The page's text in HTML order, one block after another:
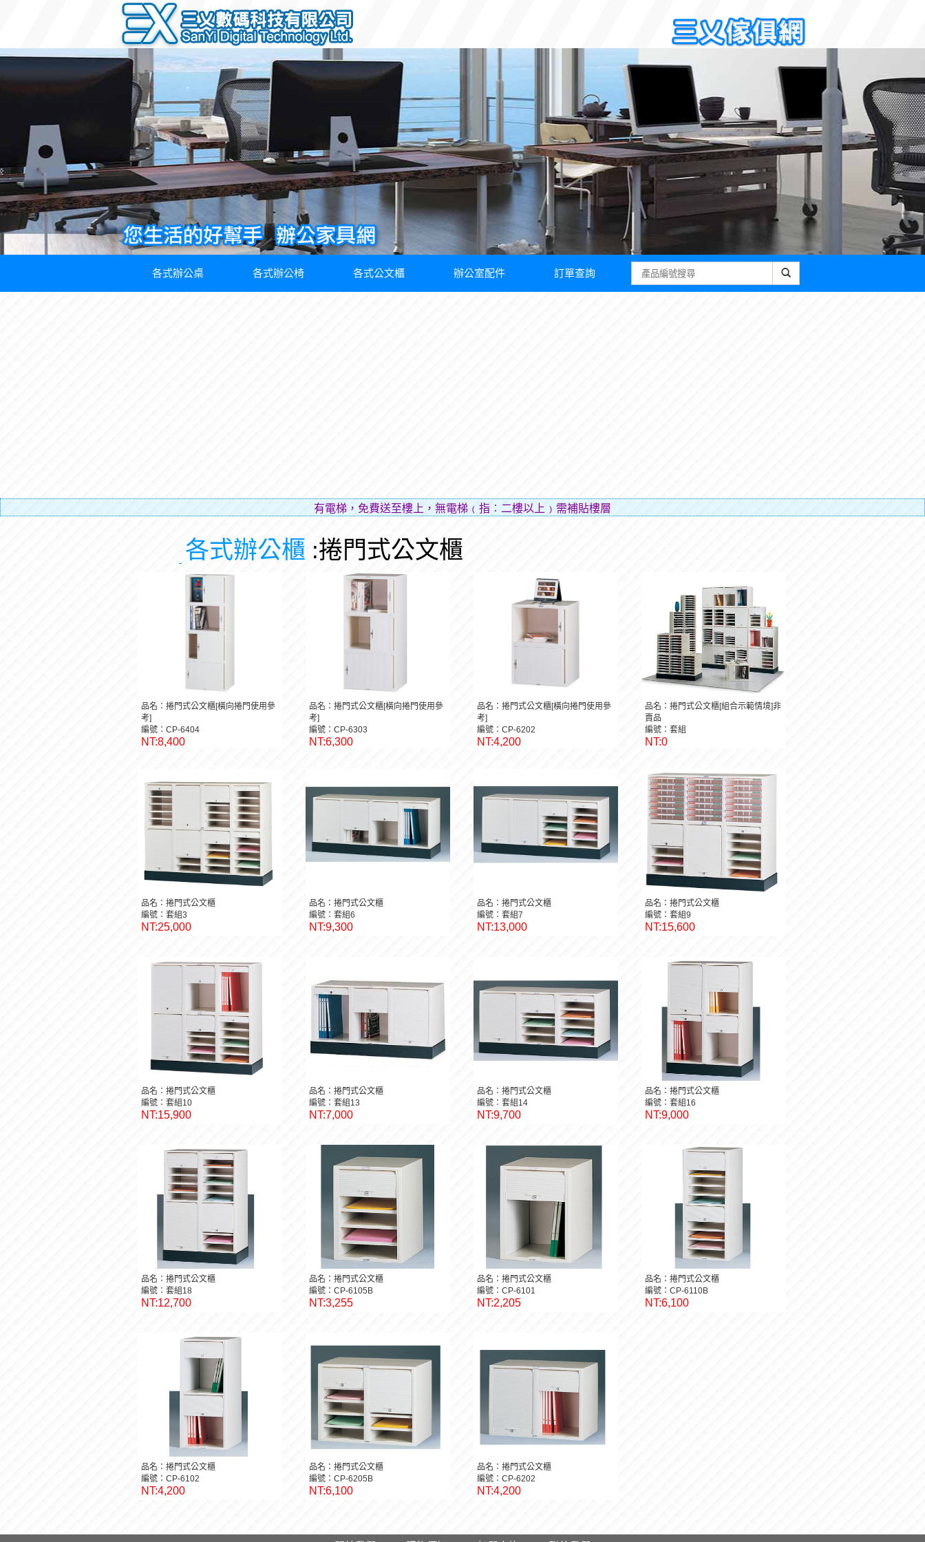
各式辦公桌 各式辦公椅 各式公文櫃 辦公室配件 訂單查詢
有電梯，免費送至樓上，無電梯﹙指︰二樓以上﹚需補貼樓層費用（貼補搬運人的辛
各式辦公櫃 :捲門式公文櫃
品名：捲門式公文櫃[橫向捲門使用參
考]
編號：CP-6404
NT:8,400
品名：捲門式公文櫃[橫向捲門使用參
考]
編號：CP-6303
NT:6,300
品名：捲門式公文櫃[橫向捲門使用參
考]
編號：CP-6202
NT:4,200
品名：捲門式公文櫃[組合示範情境]非
賣品
編號：套組
NT:0
品名：捲門式公文櫃
編號：套組3
NT:25,000
品名：捲門式公文櫃
編號：套組6
NT:9,300
品名：捲門式公文櫃
編號：套組7
NT:13,000
品名：捲門式公文櫃
編號：套組9
NT:15,600
品名：捲門式公文櫃
編號：套組10
NT:15,900
品名：捲門式公文櫃
編號：套組13
NT:7,000
品名：捲門式公文櫃
編號：套組14
NT:9,700
品名：捲門式公文櫃
編號：套組16
NT:9,000
品名：捲門式公文櫃
編號：套組18
NT:12,700
品名：捲門式公文櫃
編號：CP-6105B
NT:3,255
品名：捲門式公文櫃
編號：CP-6101
NT:2,205
品名：捲門式公文櫃
編號：CP-6110B
NT:6,100
品名：捲門式公文櫃
編號：CP-6102
NT:4,200
品名：捲門式公文櫃
編號：CP-6205B
NT:6,100
品名：捲門式公文櫃
編號：CP-6202
NT:4,200